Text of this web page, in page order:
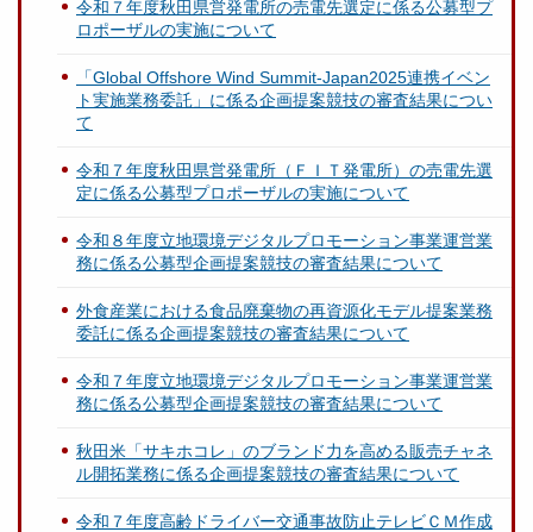
令和７年度秋田県営発電所の売電先選定に係る公募型プ
ロポーザルの実施について
「Global Offshore Wind Summit-Japan2025連携イベン
ト実施業務委託」に係る企画提案競技の審査結果につい
て
令和７年度秋田県営発電所（ＦＩＴ発電所）の売電先選
定に係る公募型プロポーザルの実施について
令和８年度立地環境デジタルプロモーション事業運営業
務に係る公募型企画提案競技の審査結果について
外食産業における食品廃棄物の再資源化モデル提案業務
委託に係る企画提案競技の審査結果について
令和７年度立地環境デジタルプロモーション事業運営業
務に係る公募型企画提案競技の審査結果について
秋田米「サキホコレ」のブランド力を高める販売チャネ
ル開拓業務に係る企画提案競技の審査結果について
令和７年度高齢ドライバー交通事故防止テレビＣＭ作成